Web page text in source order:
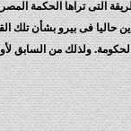
التى تراها الحكمة
حاليا فى بيرو بشأن تلك
ولذلك من السابق